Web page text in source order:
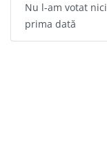
Nu l-am votat nici
prima dată